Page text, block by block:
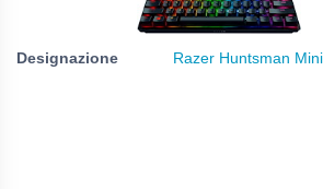
Razer Huntsman